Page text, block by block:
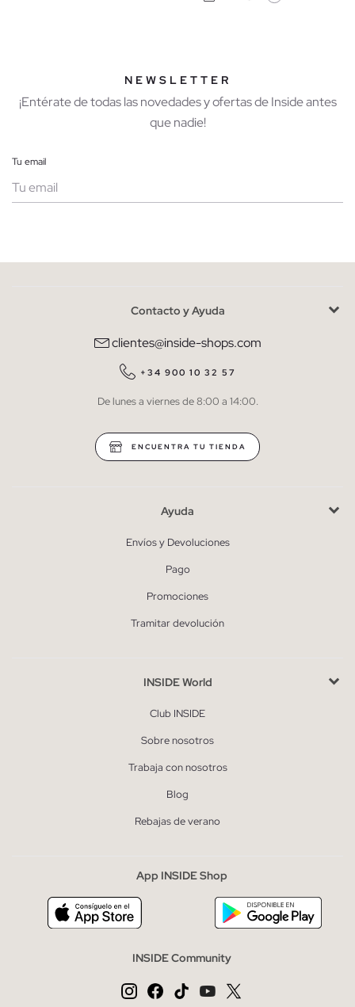
NEWSLETTER
¡Entérate de todas las novedades y ofertas de Inside antes
que nadie!
Tu email
He leído y entiendo lapolítica de privacidad
QUIERO SUSCRIBIRME
* Puedes cancelar la suscripción en cualquier momento.
Contacto y Ayuda
clientes@inside-shops.com
+34 900 10 32 57
De lunes a viernes de 8:00 a 14:00.
ENCUENTRA TU TIENDA
Ayuda
Envíos y Devoluciones
Pago
Promociones
Tramitar devolución
INSIDE World
Club INSIDE
Sobre nosotros
Trabaja con nosotros
Blog
Rebajas de verano
App INSIDE Shop
INSIDE Community